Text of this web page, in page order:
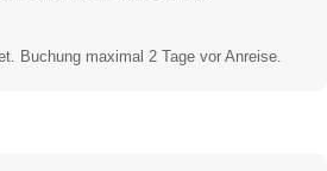
Buchung maximal 2 Tage vor Anreise.